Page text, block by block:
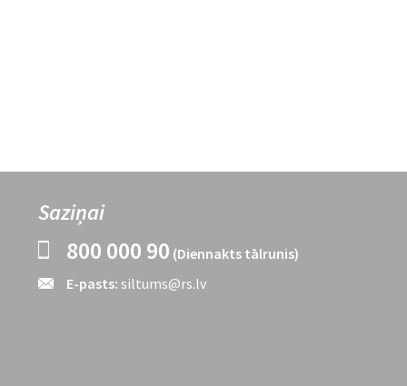
Saziņai
800 000 90 (Diennakts tālrunis)
E-pasts: siltums@rs.lv